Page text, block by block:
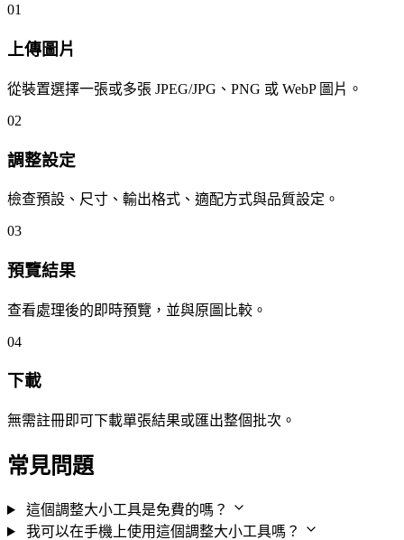
01
上傳圖片
從裝置選擇一張或多張 JPEG/JPG、PNG 或 WebP 圖片。
02
調整設定
檢查預設、尺寸、輸出格式、適配方式與品質設定。
03
預覽結果
查看處理後的即時預覽，並與原圖比較。
04
下載
無需註冊即可下載單張結果或匯出整個批次。
常見問題
這個調整大小工具是免費的嗎？
我可以在手機上使用這個調整大小工具嗎？